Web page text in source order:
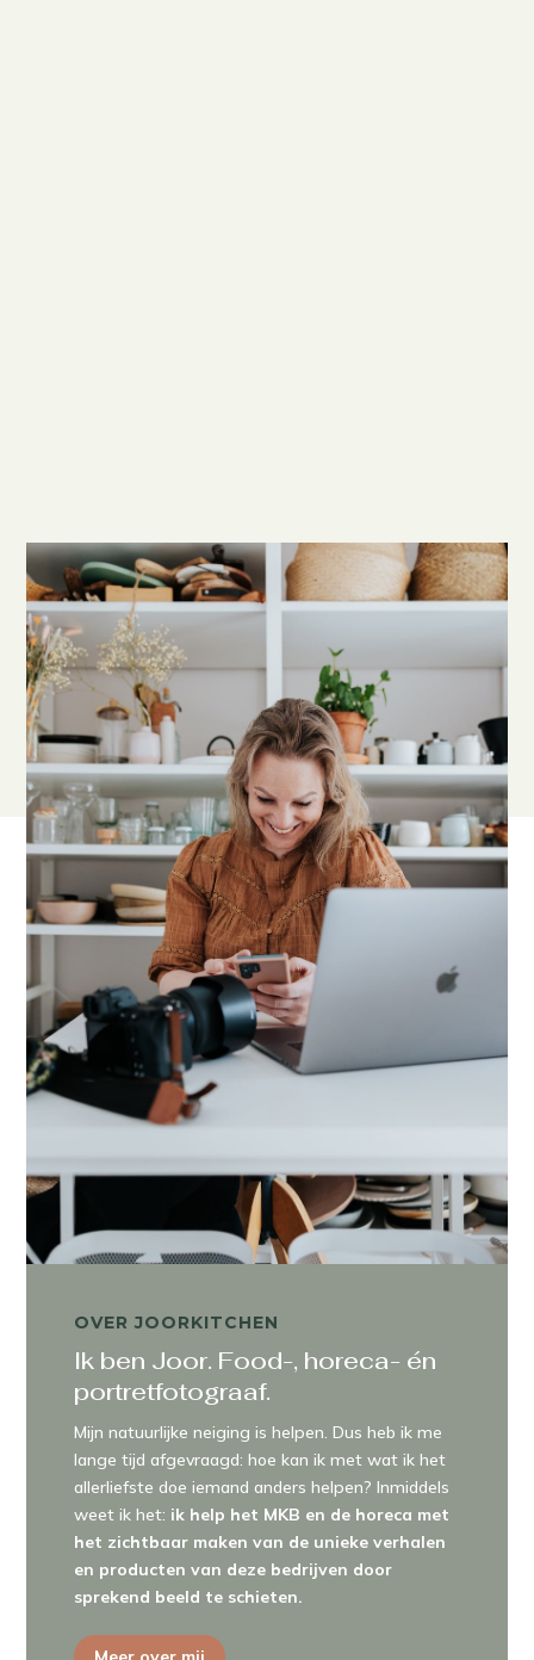
OVER JOORKITCHEN
Ik ben Joor. Food-, horeca- én
portretfotograaf.
Mijn natuurlijke neiging is helpen. Dus heb ik me
lange tijd afgevraagd: hoe kan ik met wat ik het
allerliefste doe iemand anders helpen? Inmiddels
weet ik het: ik help het MKB en de horeca met
het zichtbaar maken van de unieke verhalen
en producten van deze bedrijven door
sprekend beeld te schieten.